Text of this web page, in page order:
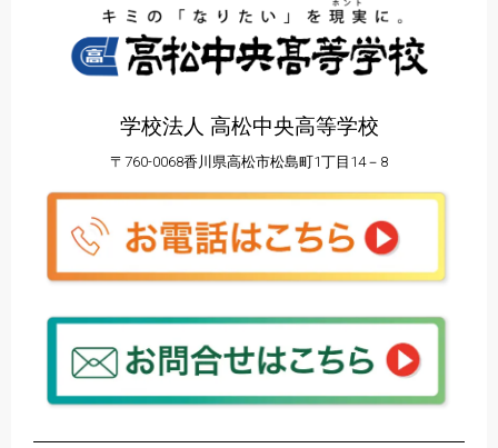
学校法人 高松中央高等学校
〒760-0068香川県高松市松島町1丁目14－8